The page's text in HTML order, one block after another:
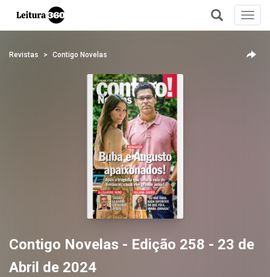
+
Revistas Contigo Novelas
Contigo Novelas - Edição 258 - 23 de
Abril de 2024